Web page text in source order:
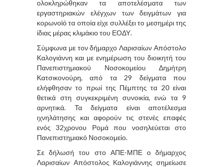
ολοκληρώθηκαν τα αποτελέσματα των
εργαστηριακών ελέγχων των δειγμάτων για
κορωνοϊό τα οποία είχε συλλέξει το μεσημέρι της
ίδιας μέρας κλιμάκιο του ΕΟΔΥ.
Σύμφωνα με τον δήμαρχο Λαρισαίων Απόστολο
Καλογιάννη και με ενημέρωση του διοικητή του
Πανεπιστημιακού Νοσοκομείου Δημήτρη
Κατσικονούρη, από τα 29 δείγματα που
ελήφθησαν το πρωί της Πέμπτης τα 20 είναι
θετικά στη συγκεκριμένη συνοικία, ενώ τα 9
αρνητικά. Τα δείγματα είναι αποτέλεσμα
ιχνηλάτησης και αφορούν τις στενές επαφές
ενός 32χρονου Ρομά που νοσηλεύεται στο
Πανεπιστημιακό Νοσοκομείο.
Σε δήλωσή του στο ΑΠΕ-ΜΠΕ ο δήμαρχος
Λαρισαίων Απόστολος Καλογιάννης σημείωσε